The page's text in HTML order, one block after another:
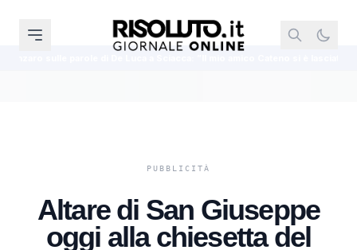
Altare di San Giuseppe
oggi alla chiesetta del